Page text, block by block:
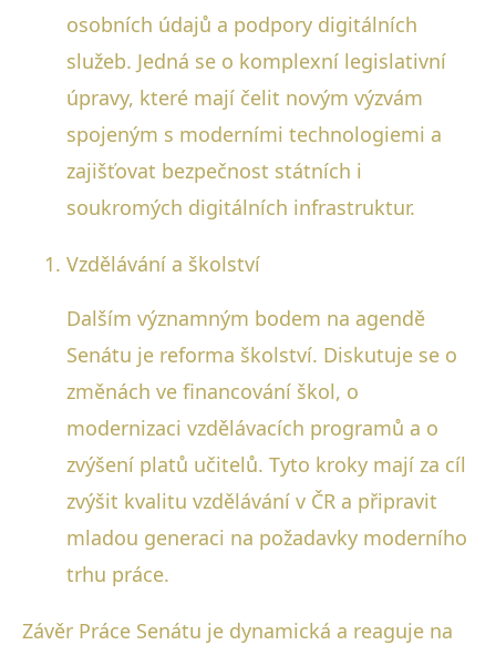
osobních údajů a podpory digitálních
služeb. Jedná se o komplexní legislativní
úpravy, které mají čelit novým výzvám
spojeným s moderními technologiemi a
zajišťovat bezpečnost státních i
soukromých digitálních infrastruktur.
Vzdělávání a školství
Dalším významným bodem na agendě
Senátu je reforma školství. Diskutuje se o
změnách ve financování škol, o
modernizaci vzdělávacích programů a o
zvýšení platů učitelů. Tyto kroky mají za cíl
zvýšit kvalitu vzdělávání v ČR a připravit
mladou generaci na požadavky moderního
trhu práce.
Závěr Práce Senátu je dynamická a reaguje na